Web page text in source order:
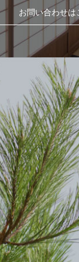
お問い合わせは